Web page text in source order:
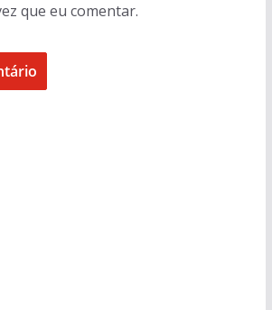
que eu comentar.